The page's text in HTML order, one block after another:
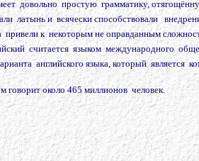
довольно простую грамматику,
латынь и всячески способствовали
привели к некоторым не оправданным
считается языком международного
английского языка, который является
около 465 миллионов человек.